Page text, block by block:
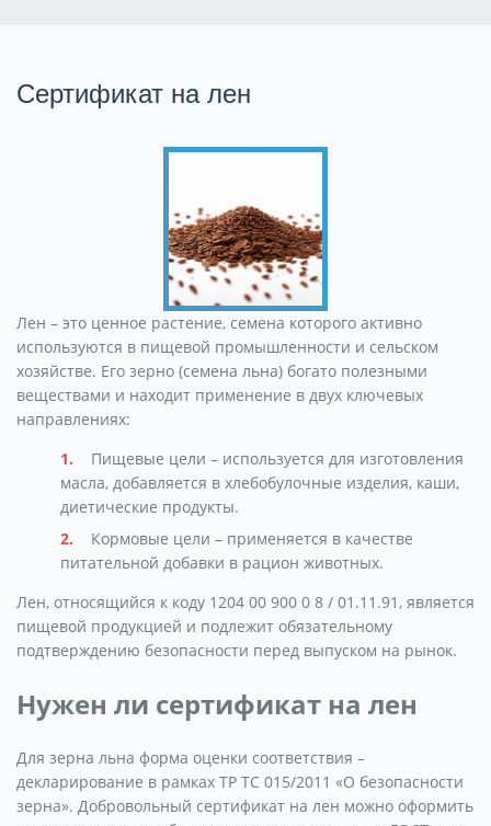
Сертификат на лен
Лен – это ценное растение, семена которого активно
используются в пищевой промышленности и сельском
хозяйстве. Его зерно (семена льна) богато полезными
веществами и находит применение в двух ключевых
направлениях:
Пищевые цели – используется для изготовления
масла, добавляется в хлебобулочные изделия, каши,
диетические продукты.
Кормовые цели – применяется в качестве
питательной добавки в рацион животных.
Лен, относящийся к коду 1204 00 900 0 8 / 01.11.91, является
пищевой продукцией и подлежит обязательному
подтверждению безопасности перед выпуском на рынок.
Нужен ли сертификат на лен
Для зерна льна форма оценки соответствия –
декларирование в рамках ТР ТС 015/2011 «О безопасности
зерна». Добровольный сертификат на лен можно оформить